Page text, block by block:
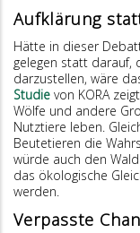
Aufklärung
Hätte in dieser
gelegen statt darauf,
darzustellen, wäre
Studie von KORA
Wölfe und andere
Nutztiere leben.
Beutetieren die
würde auch den
das ökologische
werden.
Verpasste